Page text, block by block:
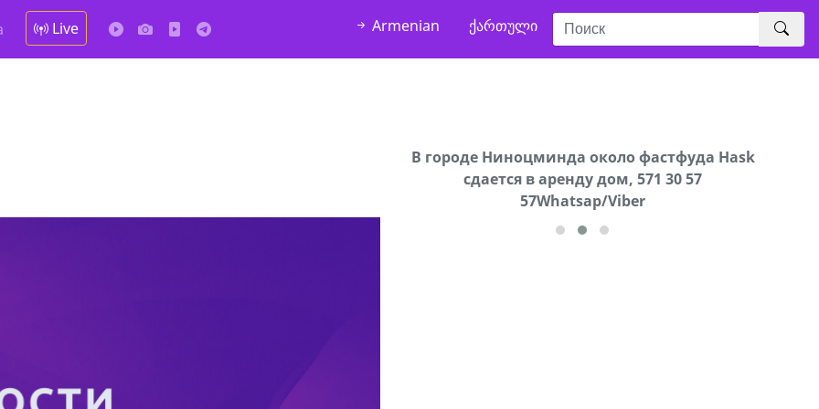
Live Armenian ქართული
В городе Ниноцминда около фастфуда Hask
cдается в аренду дом, 571 30 57
57Whatsap/Viber
Продается машина марки Prado,571 30 57
57Whatsap/Viber